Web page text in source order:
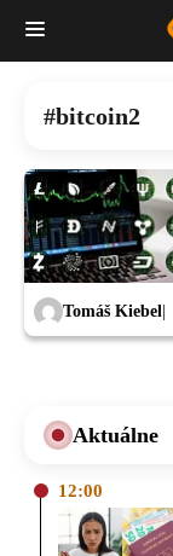
bitcoin2
Tomáš Kiebel
Aktuálne
12:00